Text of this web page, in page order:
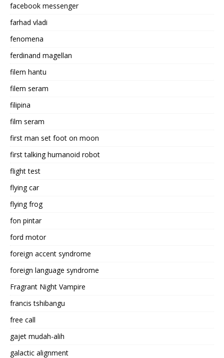
facebook messenger
farhad vladi
fenomena
ferdinand magellan
filem hantu
filem seram
filipina
film seram
first man set foot on moon
first talking humanoid robot
flight test
flying car
flying frog
fon pintar
ford motor
foreign accent syndrome
foreign language syndrome
Fragrant Night Vampire
francis tshibangu
free call
gajet mudah-alih
galactic alignment